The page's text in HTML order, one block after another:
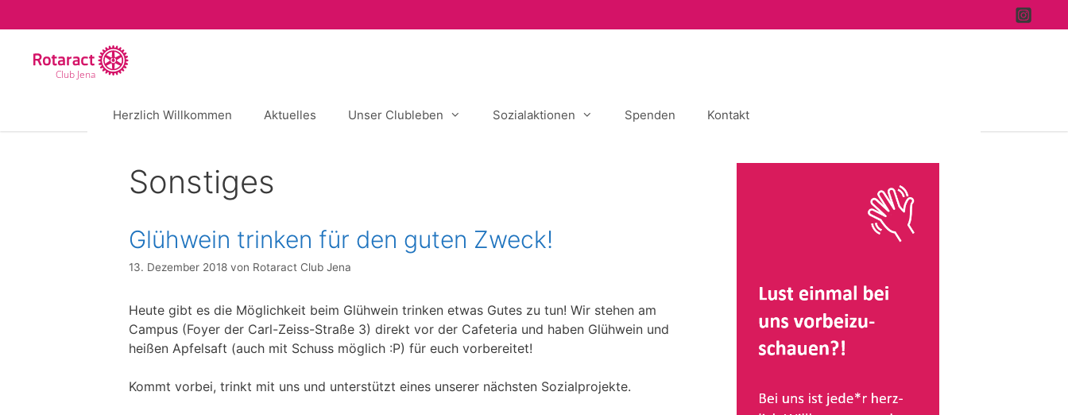
Inhalt
Club Jena
Herzlich Willkommen Aktuelles Unser Clubleben Sozialaktionen Spenden Kontakt
Sonstiges
Glühwein trinken für den guten Zweck!
13. Dezember 2018 von Rotaract Club Jena
Heute gibt es die Möglichkeit beim Glühwein trinken etwas Gutes zu tun! Wir stehen am
Campus (Foyer der Carl-Zeiss-Straße 3) direkt vor der Cafeteria und haben Glühwein und
heißen Apfelsaft (auch mit Schuss möglich :P) für euch vorbereitet!
Kommt vorbei, trinkt mit uns und unterstützt eines unserer nächsten Sozialprojekte.